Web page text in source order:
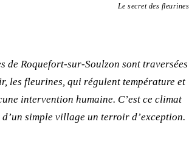
Le secret des fleurines
de Roquefort-sur-Soulzon sont traversées
les fleurines, qui régulent température et
intervention humaine. C’est ce climat
simple village un terroir d’exception.